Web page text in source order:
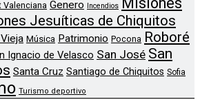
Valenciana Genero Incendios
Jesuíticas de Chiquitos
Música Patrimonio Pocona Roboré
Ignacio de Velasco San José San
Santa Cruz Santiago de Chiquitos Sofia
Turismo deportivo